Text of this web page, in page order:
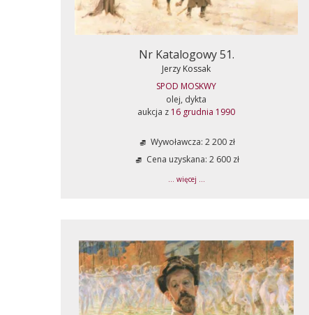
Nr Katalogowy 51.
Jerzy Kossak
SPOD MOSKWY
olej, dykta
aukcja z 16 grudnia 1990
Wywoławcza: 2 200 zł
Cena uzyskana: 2 600 zł
... więcej ...